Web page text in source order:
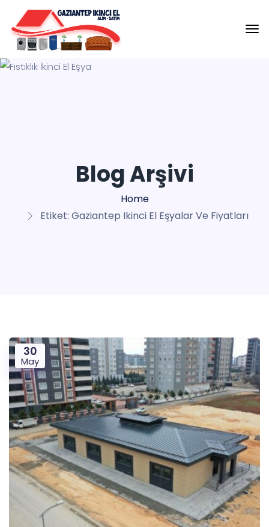
Blog Arşivi
Home
Etiket: Gaziantep Ikinci El Eşyalar Ve Fiyatları
30
May